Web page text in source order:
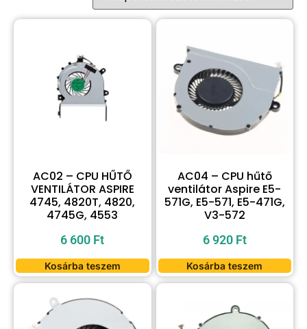
AC02 – CPU HŰTŐ
VENTILÁTOR ASPIRE
4745, 4820T, 4820,
4745G, 4553
6 600 Ft
Kosárba teszem
AC04 – CPU hűtő
ventilátor Aspire E5-
571G, E5-571, E5-471G,
V3-572
6 920 Ft
Kosárba teszem